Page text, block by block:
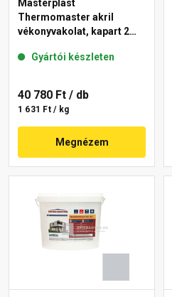
Masterplast
Thermomaster akril
vékonyvakolat, kapart 2
Gyártói készleten
40 780 Ft / db
1 631 Ft / kg
Megnézem